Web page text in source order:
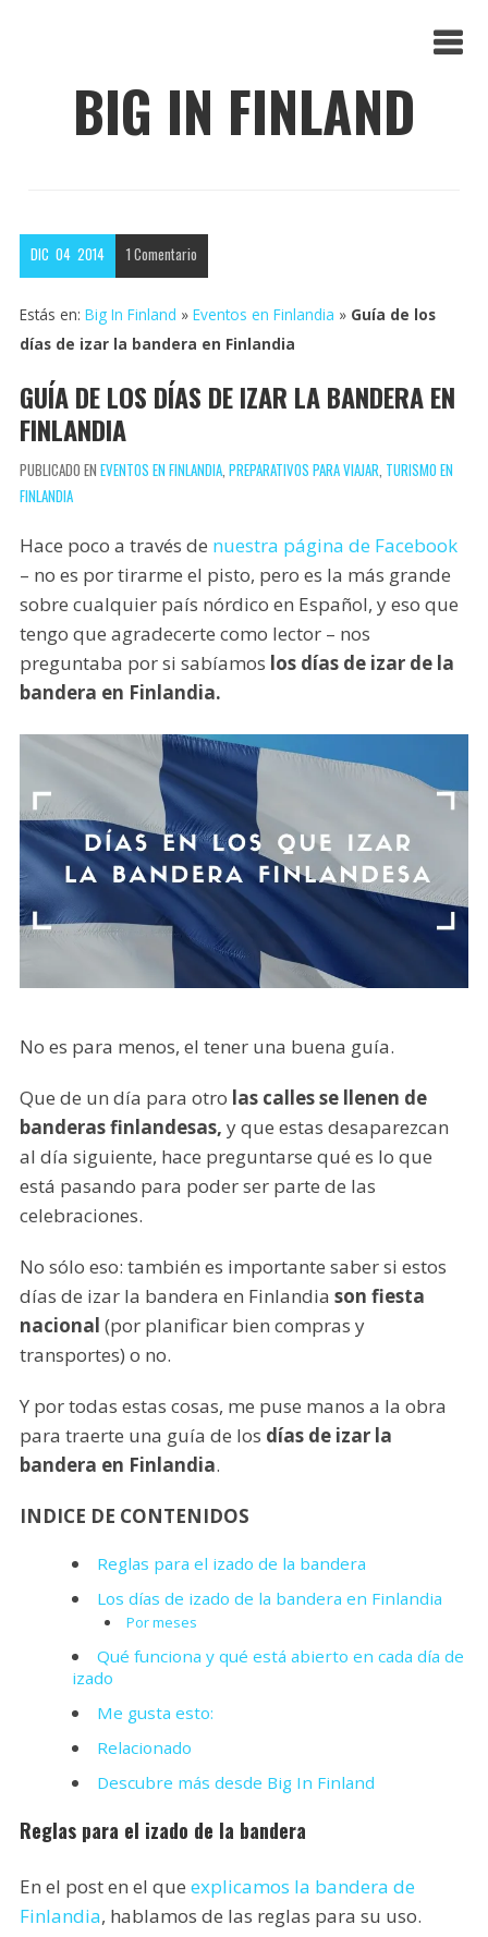
BIG IN FINLAND
DIC 04 2014 1 Comentario
Estás en: Big In Finland » Eventos en Finlandia » Guía de los
días de izar la bandera en Finlandia
GUÍA DE LOS DÍAS DE IZAR LA BANDERA EN
FINLANDIA
PUBLICADO EN EVENTOS EN FINLANDIA, PREPARATIVOS PARA VIAJAR TURISMO EN
FINLANDIA
Hace poco a través de nuestra página de Facebook
– no es por tirarme el pisto, pero es la más grande
sobre cualquier país nórdico en Español, y eso que
tengo que agradecerte como lector – nos
preguntaba por si sabíamos los días de izar de la
bandera en Finlandia.
No es para menos, el tener una buena guía.
Que de un día para otro las calles se llenen de
banderas finlandesas, y que estas desaparezcan
al día siguiente, hace preguntarse qué es lo que
está pasando para poder ser parte de las
celebraciones.
No sólo eso: también es importante saber si estos
días de izar la bandera en Finlandia son fiesta
nacional (por planificar bien compras y
transportes) o no.
Y por todas estas cosas, me puse manos a la obra
para traerte una guía de los días de izar la
bandera en Finlandia.
INDICE DE CONTENIDOS
Reglas para el izado de la bandera
Los días de izado de la bandera en Finlandia
Por meses
Qué funciona y qué está abierto en cada día de
izado
Me gusta esto:
Relacionado
Descubre más desde Big In Finland
Reglas para el izado de la bandera
En el post en el que explicamos la bandera de
Finlandia, hablamos de las reglas para su uso.